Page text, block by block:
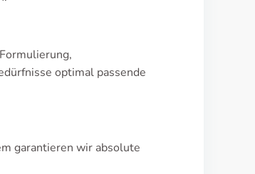
optimal passende
garantieren wir absolute